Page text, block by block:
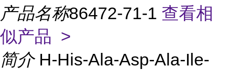
产品名称86472-71-1 查看相
似产品 >
简介 H-His-Ala-Asp-Ala-Ile-